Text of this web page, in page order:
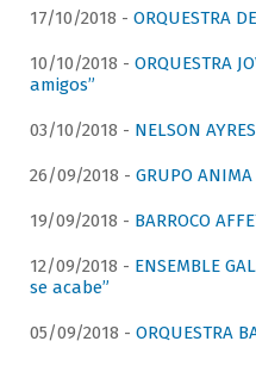
17/10/2018 - ORQUESTRA
10/10/2018 - ORQUESTRA
amigos”
03/10/2018 - NELSON
26/09/2018 - GRUPO
19/09/2018 - BARROCO
12/09/2018 - ENSEMBLE
se acabe”
05/09/2018 - ORQUESTRA